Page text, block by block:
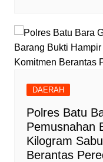
DAERAH
Polres Batu
Pemusnahan
Kilogram
Berantas